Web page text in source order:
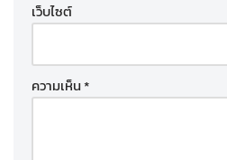
เว็บไซต์
ความเห็น*